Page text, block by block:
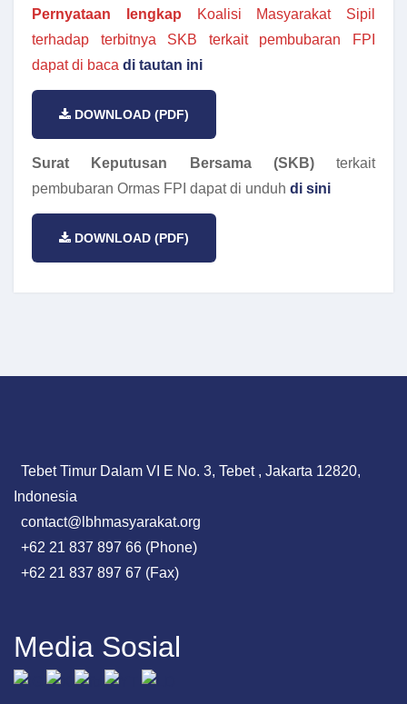
Pernyataan lengkap Koalisi Masyarakat Sipil
terhadap terbitnya SKB terkait pembubaran FPI
dapat di baca di tautan ini
DOWNLOAD (PDF)
Surat Keputusan Bersama (SKB) terkait
pembubaran Ormas FPI dapat di unduh di sini
DOWNLOAD (PDF)
Tebet Timur Dalam VI E No. 3, Tebet , Jakarta 12820,
Indonesia
contact@lbhmasyarakat.org
+62 21 837 897 66 (Phone)
+62 21 837 897 67 (Fax)
Media Sosial